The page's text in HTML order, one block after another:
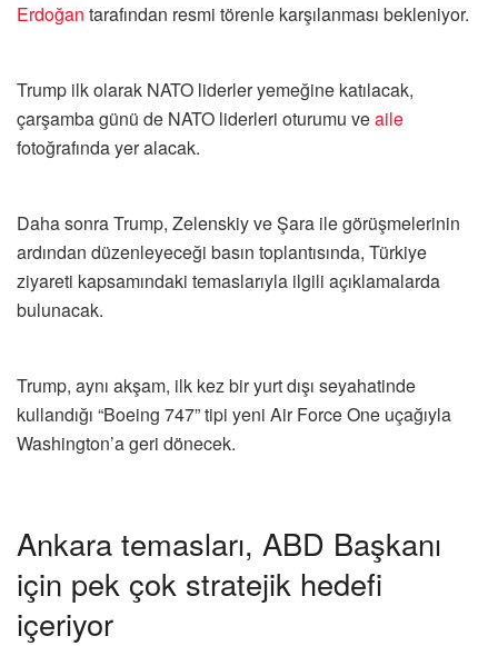
Erdoğan tarafından resmi törenle karşılanması bekleniyor.
Trump ilk olarak NATO liderler yemeğine katılacak,
çarşamba günü de NATO liderleri oturumu veaile
fotoğrafında yer alacak.
Daha sonra Trump, Zelenskiy ve Şara ile görüşmelerinin
ardından düzenleyeceği basın toplantısında, Türkiye
ziyareti kapsamındaki temaslarıyla ilgili açıklamalarda
bulunacak.
Trump, aynı akşam, ilk kez bir yurt dışı seyahatinde
kullandığı “Boeing 747” tipi yeni Air Force One uçağıyla
Washington’a geri dönecek.
Ankara temasları, ABD Başkanı
için pek çok stratejik hedefi
içeriyor